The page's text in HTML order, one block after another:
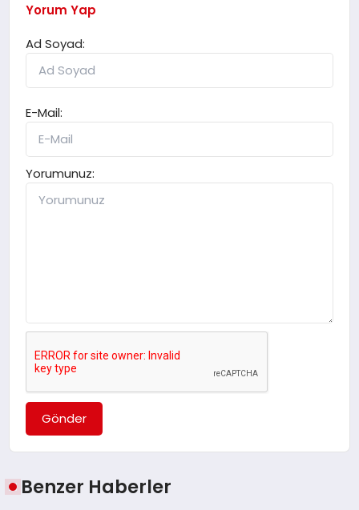
Yorum Yap
Ad Soyad:
E-Mail:
Yorumunuz:
Gönder
Benzer Haberler